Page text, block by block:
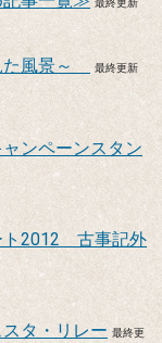
最終更新
た風景～ 最終更新
ンペーンスタン
ト2012 古事記外
タ・リレー 最終更